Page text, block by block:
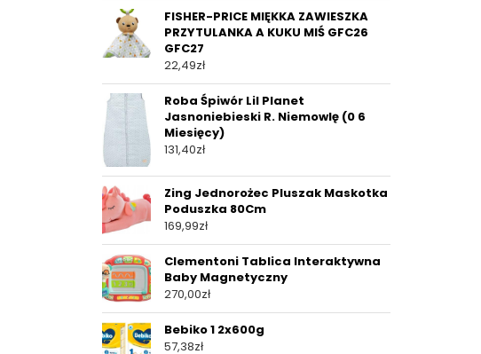
FISHER-PRICE MIĘKKA ZAWIESZKA
PRZYTULANKA A KUKU MIŚ GFC26
GFC27
22,49zł
Roba Śpiwór Lil Planet
Jasnoniebieski R. Niemowlę (0 6
Miesięcy)
131,40zł
Zing Jednorożec Pluszak Maskotka
Poduszka 80Cm
169,99zł
Clementoni Tablica Interaktywna
Baby Magnetyczny
270,00zł
Bebiko 1 2x600g
57,38zł